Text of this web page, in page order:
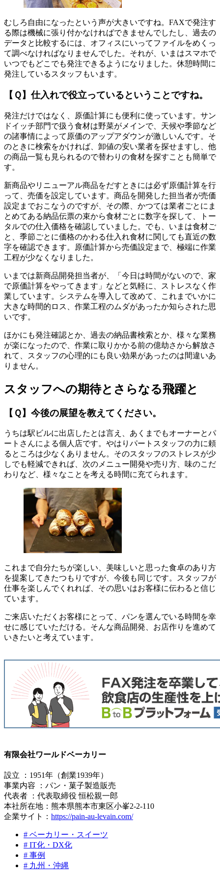
むしろ自由になったという声が大きいですね。FAXで発注す
る際は機械に張り付かなければできませんでしたし、過去の
データと比較するには、オフィスにいってファイルをめくっ
て調べなければなりませんでした。それが、いまはスマホで
いつでもどこでも発注できるようになりました。休憩時間に
発注しているスタッフもいます。
【Ｑ】仕入れで役立っているということですね。
発注だけではなく、原価計算にも便利に使っています。サン
ドイッチ部門で扱う食材は野菜がメインで、天候や季節など
の諸事情によって原価のアップアダウンが激しいんです。そ
のときに検索をかければ、卸値の安い業者を探せますし、他
の商品一覧も見られるので替わりの食材を探すことも簡単で
す。
新商品やリニューアル商品をだすときには必ず原価計算を行
って、売価を設定しています。商品を開発した担当者が売価
設定までおこなうのですが、その際、かつては業者ごとにま
とめてある納品伝票の束から食材ごとに数字を探して、トー
タルでの仕入価格を確認していました。でも、いまは食材ご
と、季節ごとに価格のかわる仕入れ食材に関しても直近の数
字を確認できます。原価計算から売価設定まで、極端に作業
工程が少なくなりました。
いまでは新商品開発担当者が、「今日は時間がないので、家
で原価計算をやってきます」などと気軽に、ストレスなく作
業しています。システムを導入して改めて、これまでいかに
大きな時間的ロス、作業工程のムダがあったか知らされた思
いです。
ほかにも発注確認とか、過去の納品書検索とか、様々な業務
が楽になったので、作業に取りかかる前の億劫さから解放さ
れて、スタッフの心理的にも良い効果があったのは間違いあ
りません。
スタッフへの期待とさらなる飛躍と
【Ｑ】今後の展望を教えてください。
うちは駅ビルに出店したとは言え、あくまでもオーナーとパ
ートさんによる個人店です。やはりパートスタッフの力に頼
るところは少なくありません。そのスタッフのストレスが少
しでも軽減できれば、次のメニュー開発や売り方、味のこだ
わりなど、様々なことを考える時間に充てられます。
これまで自分たちが楽しい、美味しいと思った食卓のあり方
を提案してきたつもりですが、今後も同じです。スタッフが
仕事を楽しんでくれれば、その思いはお客様に伝わると信じ
ています。
ご来店いただくお客様にとって、パンを選んでいる時間を幸
せに感じていただける。そんな商品開発、お店作りを進めて
いきたいと考えています。
有限会社ワールドベーカリー
設立 ：1951年（創業1939年）
事業内容 ：パン・菓子製造販売
代表者 ：代表取締役 恒松親一郎
本社所在地：熊本県熊本市東区小峯2-2-110
企業サイト： https://pain-au-levain.com/
# ベーカリー・スイーツ
# IT化・DX化
# 事例
# 九州・沖縄